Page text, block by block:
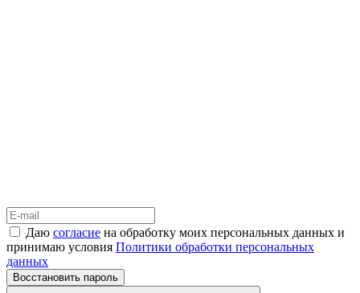
Даю согласие на обработку моих персональных данных и
принимаю условия Политики обработки персональных
данных
Восстановить пароль